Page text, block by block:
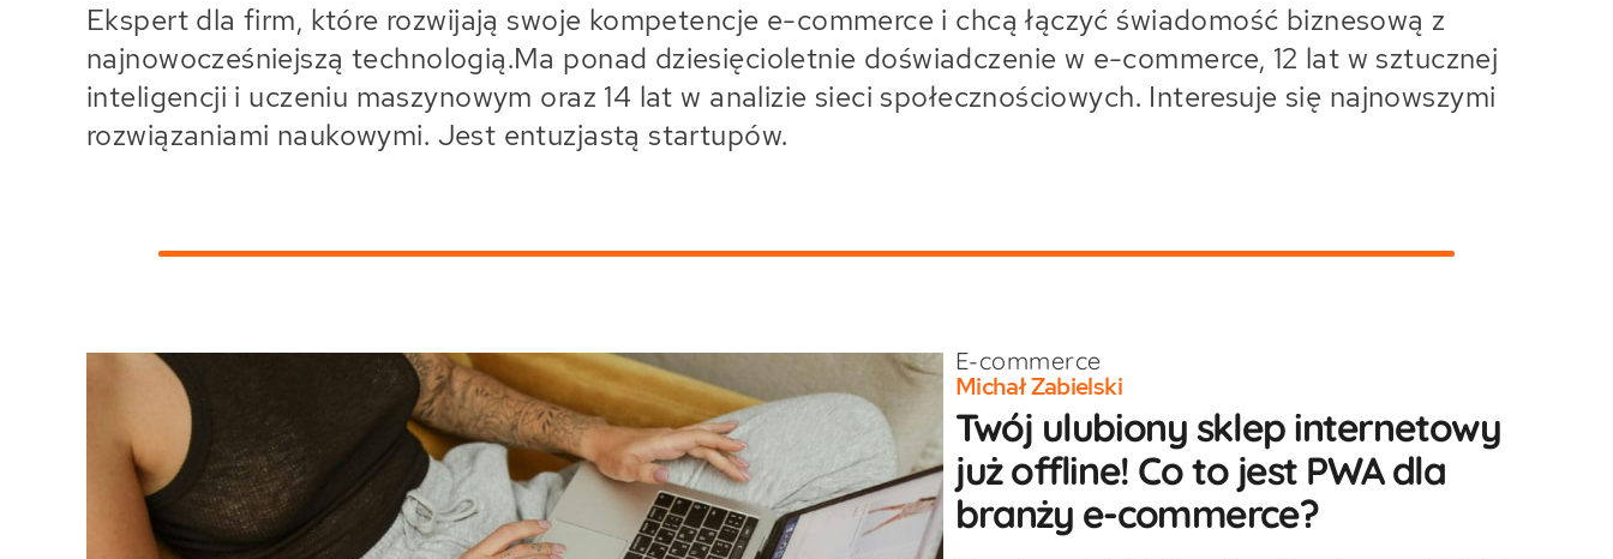
Ekspert dla firm, które rozwijają swoje kompetencje e-commerce i chcą łączyć świadomość biznesową z
najnowocześniejszą technologią.Ma ponad dziesięcioletnie doświadczenie w e-commerce, 12 lat w sztucznej
inteligencji i uczeniu maszynowym oraz 14 lat w analizie sieci społecznościowych. Interesuje się najnowszymi
rozwiązaniami naukowymi. Jest entuzjastą startupów.
E-commerce
Michał Zabielski
Twój ulubiony sklep internetowy
już offline! Co to jest PWA dla
branży e-commerce?